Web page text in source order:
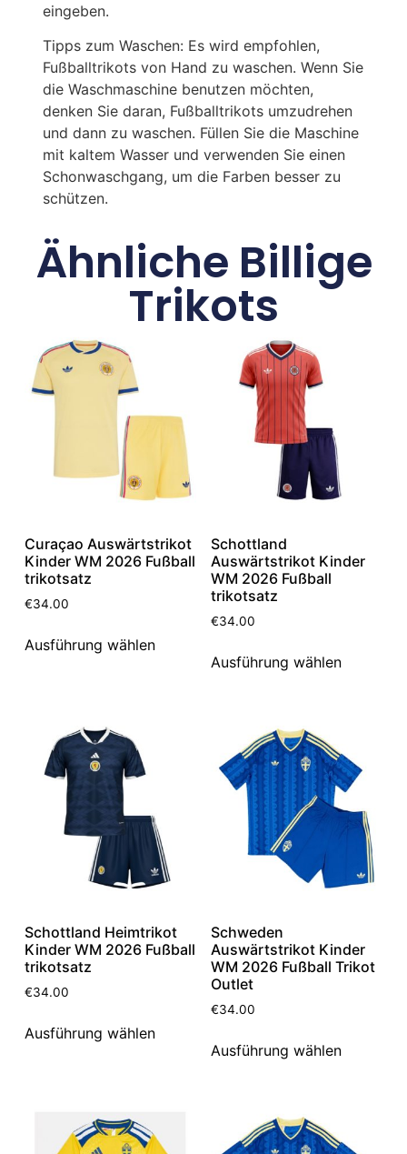
eingeben.
Tipps zum Waschen: Es wird empfohlen,
Fußballtrikots von Hand zu waschen. Wenn Sie
die Waschmaschine benutzen möchten,
denken Sie daran, Fußballtrikots umzudrehen
und dann zu waschen. Füllen Sie die Maschine
mit kaltem Wasser und verwenden Sie einen
Schonwaschgang, um die Farben besser zu
schützen.
Ähnliche Billige
Trikots
Curaçao Auswärtstrikot
Kinder WM 2026 Fußball
trikotsatz
€34.00
Ausführung wählen
Schottland
Auswärtstrikot Kinder
WM 2026 Fußball
trikotsatz
€34.00
Ausführung wählen
Schottland Heimtrikot
Kinder WM 2026 Fußball
trikotsatz
€34.00
Ausführung wählen
Schweden
Auswärtstrikot Kinder
WM 2026 Fußball Trikot
Outlet
€34.00
Ausführung wählen